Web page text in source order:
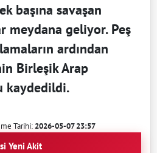
başına savaşan
meydana geliyor. Peş
ardından
Birleşik Arap
kaydedildi.
Tarihi:2026-05-07 23:57
Yeni Akit